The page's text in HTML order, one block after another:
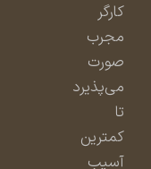
مجرب
صورت
می‌پذیرد
کمترین
آسیب